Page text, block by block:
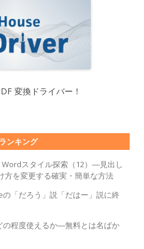
変換ドライバー！
ンキング
スタイル探索（12）―見出し
方を変更する確実・簡単な方法
の「だろう」説「だはー」説に終
の程度使えるか―無料とは名ばか